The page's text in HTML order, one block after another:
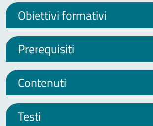
Obiettivi formativi
Prerequisiti
Contenuti
Testi